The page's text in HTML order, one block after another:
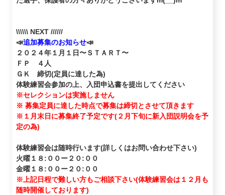
\\\\\\ NEXT //////
📣追加募集のお知らせ📣
２０２４年１月１日〜ＳＴＡＲＴ〜
ＦＰ ４人
ＧＫ 締切(定員に達した為)
体験練習会参加の上、入団申込書を提出してください
※セレクションは実施しません
※ 募集定員に達した時点で募集は締切とさせて頂きます
※１月末日に募集終了予定です(２月下旬に新入団説明会を予
定の為)
体験練習会は随時行います(詳しくはお問い合わせ下さい)
火曜１８:００ー２０:００
金曜１８:００ー２０:００
※上記日程で難しい方もご相談下さい(体験練習会は１２月も
随時開催しております)